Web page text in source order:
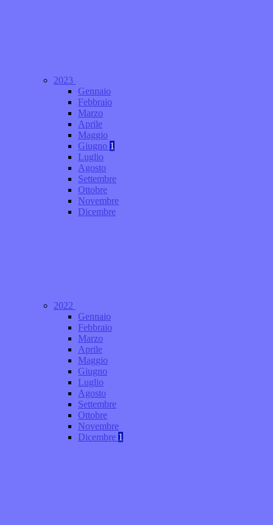
2023
Gennaio
Febbraio
Marzo
Aprile
Maggio
Giugno 1
Luglio
Agosto
Settembre
Ottobre
Novembre
Dicembre
2022
Gennaio
Febbraio
Marzo
Aprile
Maggio
Giugno
Luglio
Agosto
Settembre
Ottobre
Novembre
Dicembre 1